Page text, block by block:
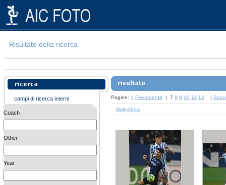
Risultato della ricerca
campi di ricerca interni
Coach
Other
Year
Pagine: < Precedente | 7 8 9 10 11 12 |
SlideShow